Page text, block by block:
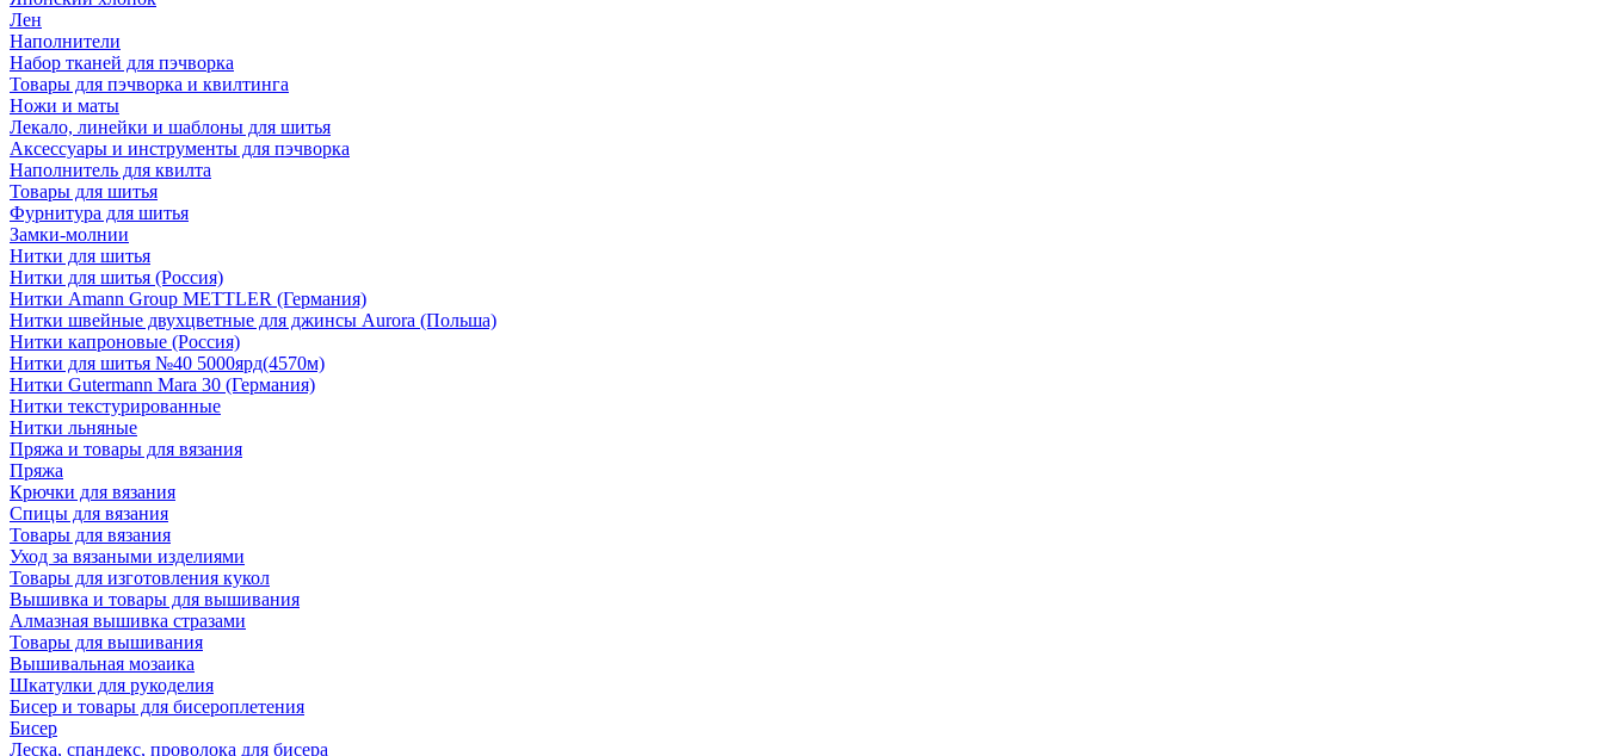
Лен
Наполнители
Набор тканей для пэчворка
Товары для пэчворка и квилтинга
Ножи и маты
Лекало, линейки и шаблоны для шитья
Аксессуары и инструменты для пэчворка
Наполнитель для квилта
Товары для шитья
Фурнитура для шитья
Замки-молнии
Нитки для шитья
Нитки для шитья (Россия)
Нитки Amann Group METTLER (Германия)
Нитки швейные двухцветные для джинсы Aurora (Польша)
Нитки капроновые (Россия)
Нитки для шитья №40 5000ярд(4570м)
Нитки Gutermann Mara 30 (Германия)
Нитки текстурированные
Нитки льняные
Пряжа и товары для вязания
Пряжа
Крючки для вязания
Спицы для вязания
Товары для вязания
Уход за вязаными изделиями
Товары для изготовления кукол
Вышивка и товары для вышивания
Алмазная вышивка стразами
Товары для вышивания
Вышивальная мозаика
Шкатулки для рукоделия
Бисер и товары для бисероплетения
Бисер
Леска, спандекс, проволока для бисера